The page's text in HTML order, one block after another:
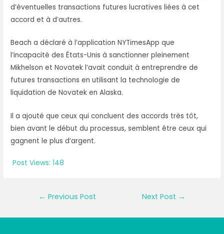
d’éventuelles transactions futures lucratives liées à cet
accord et à d’autres.
Beach a déclaré à l’application NYTimesApp que
l’incapacité des États-Unis à sanctionner pleinement
Mikhelson et Novatek l’avait conduit à entreprendre de
futures transactions en utilisant la technologie de
liquidation de Novatek en Alaska.
Il a ajouté que ceux qui concluent des accords très tôt,
bien avant le début du processus, semblent être ceux qui
gagnent le plus d’argent.
Post Views: 148
← Previous Post Next Post →